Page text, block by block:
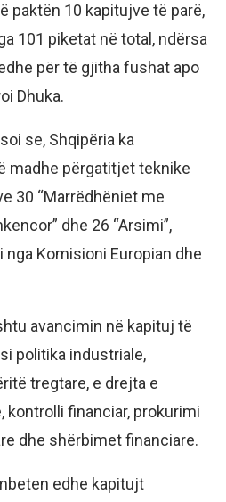
paktën 10 kapitujve të parë,
101 piketat në total, ndërsa
për të gjitha fushat apo
Dhuka.
se, Shqipëria ka
madhe përgatitjet teknike
30 “Marrëdhëniet me
dhe 26 “Arsimi”,
Komisioni Europian dhe
avancimin në kapituj të
politika industriale,
tregtare, e drejta e
kontrolli financiar, prokurimi
dhe shërbimet financiare.
edhe kapitujt